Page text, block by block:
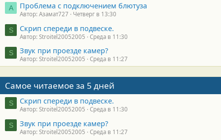
А Проблема с подключением блютуза
Автор: Азамат727 Четверг в 13:30
S Скрип спереди в подвеске.
Автор: Stroitel20052005 Среда в 11:30
S Звук при проезде камер?
Автор: Stroitel20052005 Среда в 11:27
Самое читаемое за 5 дней
S Скрип спереди в подвеске.
Автор: Stroitel20052005 Среда в 11:30
S Звук при проезде камер?
Автор: Stroitel20052005 Среда в 11:27